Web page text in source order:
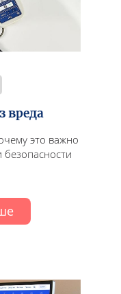
вреда
это важно
безопасности